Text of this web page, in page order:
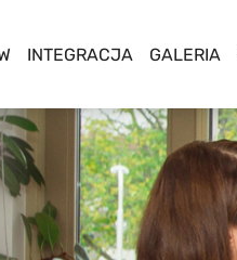
INTEGRACJA GALERIA